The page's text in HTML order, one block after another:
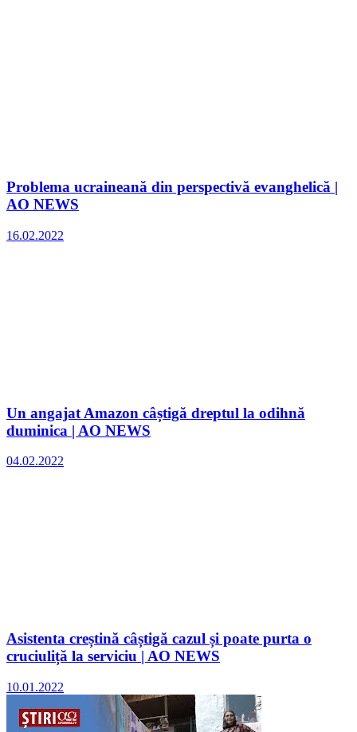
Problema ucraineană din perspectivă evanghelică |
AO NEWS
16.02.2022
Un angajat Amazon câștigă dreptul la odihnă
duminica | AO NEWS
04.02.2022
Asistenta creștină câștigă cazul și poate purta o
cruciuliță la serviciu | AO NEWS
10.01.2022